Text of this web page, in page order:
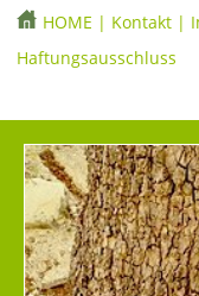
HOME | Kontakt |
Haftungsausschluss